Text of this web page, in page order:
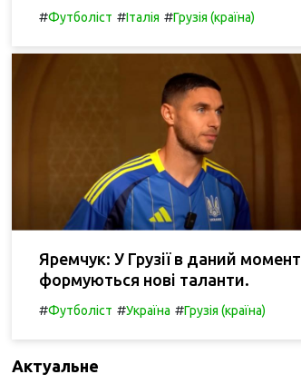
#Футболіст #Італія #Грузія (країна)
Яремчук: У Грузії в даний момент
формуються нові таланти.
#Футболіст #Україна #Грузія (країна)
Актуальне